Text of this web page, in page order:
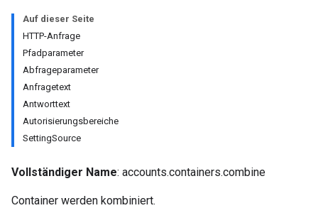
Auf dieser Seite
HTTP-Anfrage
Pfadparameter
Abfrageparameter
Anfragetext
Antworttext
Autorisierungsbereiche
SettingSource
Vollständiger Name: accounts.containers.combine
Container werden kombiniert.